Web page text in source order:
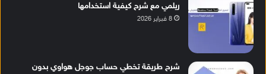
ريلمي مع شرح كيفية استخدامها
8 فبراير 2026
شرح طريقة تخطي حساب جوجل هواوي بدون